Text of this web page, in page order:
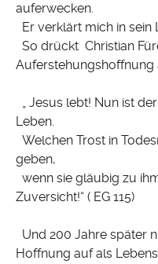
auferwecken.
Er verklärt mich in sein
So drückt Christian
Auferstehungshoffnung
„ Jesus lebt! Nun ist
Leben.
Welchen Trost in
geben,
wenn sie gläubig zu
Zuversicht!“ ( EG 115)
Und 200 Jahre später
Hoffnung auf als